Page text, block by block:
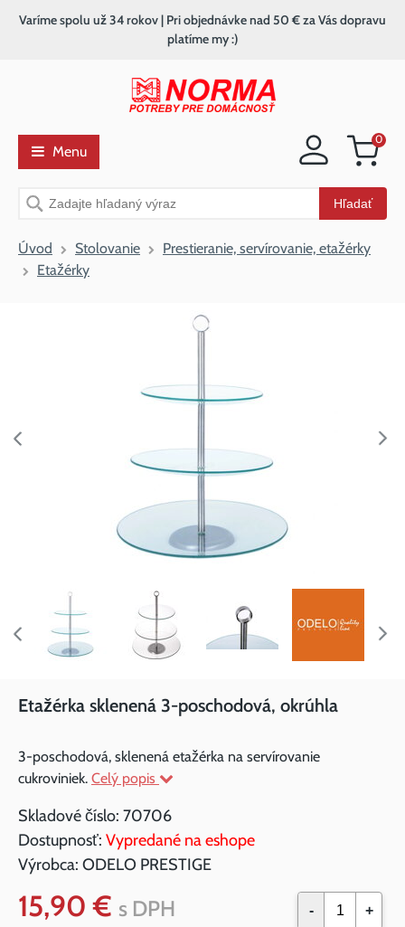
Nákupný
0
Vyhľadávanie Hľadať
Varíme spolu už 34 rokov | Pri objednávke nad 50 € za Vás dopravu
platíme my :)
Menu
Úvod Stolovanie
Prestieranie, servírovanie, etažérky
Etažérky
Etažérka sklenená 3-poschodová, okrúhla
3-poschodová, sklenená etažérka na servírovanie
cukroviniek. Celý popis
Skladové číslo: 70706
Dostupnosť: Vypredané na eshope
Výrobca: ODELO PRESTIGE
15,90 € s DPH - +